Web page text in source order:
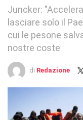
Juncker:
lasciare solo il
cui le pesone
nostre coste
di Redazione